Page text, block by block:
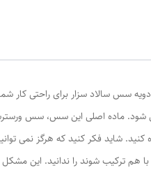
سس سالاد سزار برای راحتی کار
اصلی این سس، سس
شاید فکر کنید که هرگز نمی
ترکیب شوند را ندانید. این